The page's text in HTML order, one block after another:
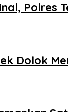
Polres
Dolok